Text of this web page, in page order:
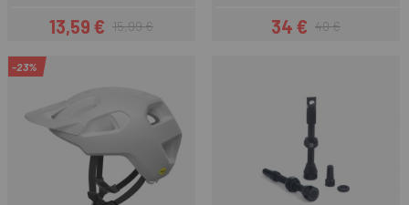
Prezzo
13,59 €Prezzo base
15,99 €
Prezzo
34 €Prezzo base
40 €
-23%